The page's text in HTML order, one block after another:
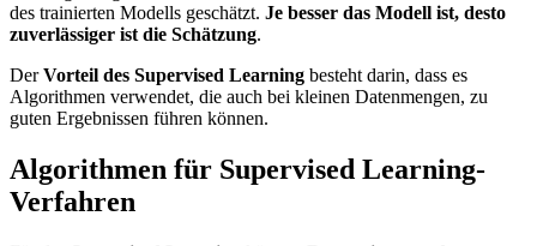
des trainierten Modells geschätzt. Je besser das Modell ist, desto
zuverlässiger ist die Schätzung.
DerVorteil des Supervised Learning besteht darin, dass es
Algorithmen verwendet, die auch bei kleinen Datenmengen, zu
guten Ergebnissen führen können.
Algorithmen für Supervised Learning-
Verfahren